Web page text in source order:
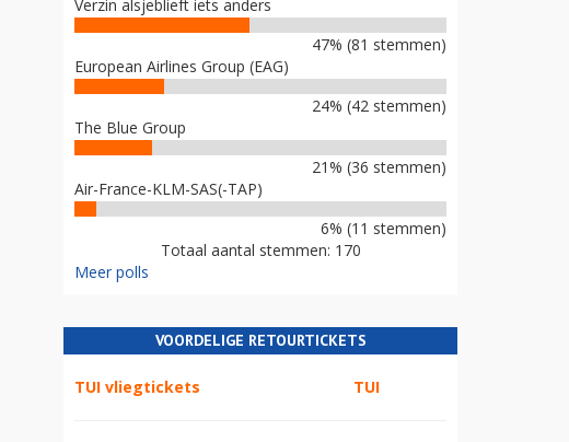
Verzin alsjeblieft iets anders
47% (81 stemmen)
European Airlines Group (EAG)
24% (42 stemmen)
The Blue Group
21% (36 stemmen)
Air-France-KLM-SAS(-TAP)
6% (11 stemmen)
Totaal aantal stemmen: 170
Meer polls
VOORDELIGE RETOURTICKETS
TUI vliegtickets TUI